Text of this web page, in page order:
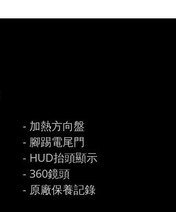
- 加熱方向盤
- 腳踢電尾門
- HUD抬頭顯示
- 360鏡頭
- 原廠保養記錄